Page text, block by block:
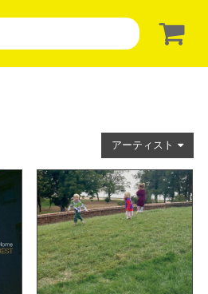
アーティスト